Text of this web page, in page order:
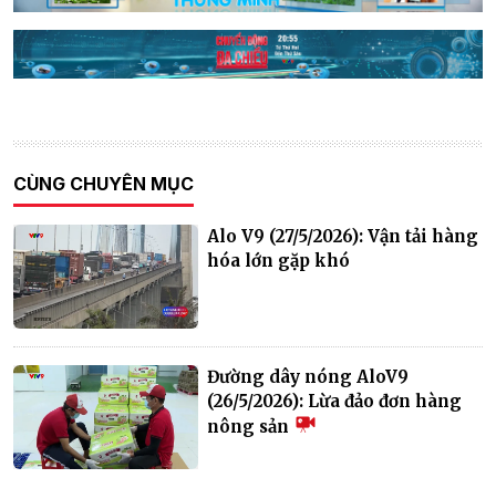
CÙNG CHUYÊN MỤC
Alo V9 (27/5/2026): Vận tải hàng
hóa lớn gặp khó
Đường dây nóng AloV9
(26/5/2026): Lừa đảo đơn hàng
nông sản